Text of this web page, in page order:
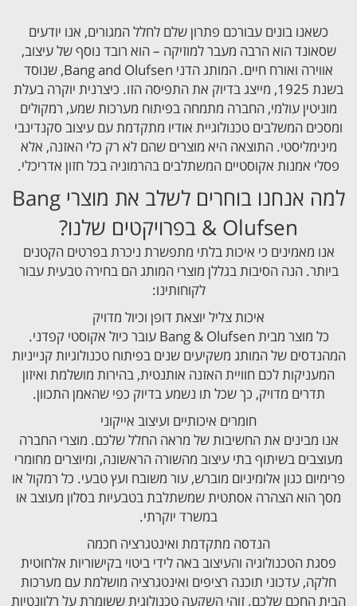
כשאנו בונים עבורכם פתרון שלם לחלל המגורים, אנו יודעים
שסאונד הוא הרבה מעבר למוזיקה – הוא רובד נוסף של עיצוב,
אווירה ואורח חיים. המותג הדני Bang and Olufsen, שנוסד
בשנת 1925, מייצג בדיוק את התפיסה הזו. כיצרנית יוקרה בעלת
מוניטין עולמי, החברה מתמחה בפיתוח מערכות שמע, רמקולים
ומסכים המשלבים טכנולוגיית אודיו מתקדמת עם עיצוב סקנדינבי
מינימליסטי. התוצאה היא מוצרים שהם לא רק כלי האזנה, אלא
פסלי אמנות אקוסטיים המשתלבים בהרמוניה בכל חזון אדריכלי.
למה אנחנו בוחרים לשלב את מוצרי Bang
& Olufsen בפרויקטים שלנו?
אנו מאמינים כי איכות בלתי מתפשרת ניכרת בפרטים הקטנים
ביותר. הנה הסיבות בגללן מוצרי המותג הם בחירה טבעית עבור
לקוחותינו:
איכות צליל יוצאת דופן וכיול מדויק
כל מוצר מבית Bang & Olufsen עובר כיול אקוסטי קפדני.
המהנדסים של המותג משקיעים שנים בפיתוח טכנולוגיות קנייניות
המעניקות לכם חוויית האזנה אותנטית, בהירות מושלמת ואיזון
תדרים מדויק, כך שכל תו נשמע בדיוק כפי שהאמן התכוון.
חומרים איכותיים ועיצוב אייקוני
אנו מבינים את החשיבות של מראה החלל שלכם. מוצרי החברה
מעוצבים בשיתוף בתי עיצוב מהשורה הראשונה, ומיוצרים מחומרי
פרימיום כגון אלומיניום מוברש, עור משובח ועץ טבעי. כל רמקול או
מסך הוא הצהרה אסתטית שמשתלבת בטבעיות בסלון מעוצב או
במשרד יוקרתי.
הנדסה מתקדמת ואינטגרציה חכמה
פסגת הטכנולוגיה והעיצוב באה לידי ביטוי בקישוריות אלחוטית
חלקה, עדכוני תוכנה רציפים ואינטגרציה מושלמת עם מערכות
הבית החכם שלכם. זוהי השקעה טכנולוגית ששומרת על רלוונטיות